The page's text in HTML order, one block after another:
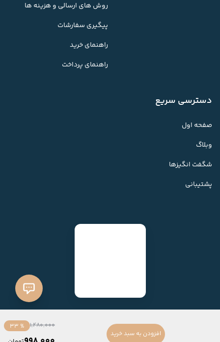
1,480,000
% 33
افزودن به سبد خرید
روش های ارسالی و هزینه ها
پیگیری سفارشات
راهنمای خرید
راهنمای پرداخت
دسترسی سریع
صفحه اول
وبلاگ
شگفت انگیزها
پشتیبانی